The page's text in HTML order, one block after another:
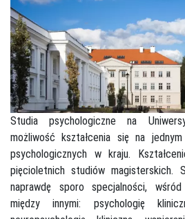
Studia psychologiczne na
możliwość kształcenia się na
psychologicznych w kraju.
pięcioletnich studiów magisterskich.
naprawdę sporo specjalności,
między innymi: psychologię